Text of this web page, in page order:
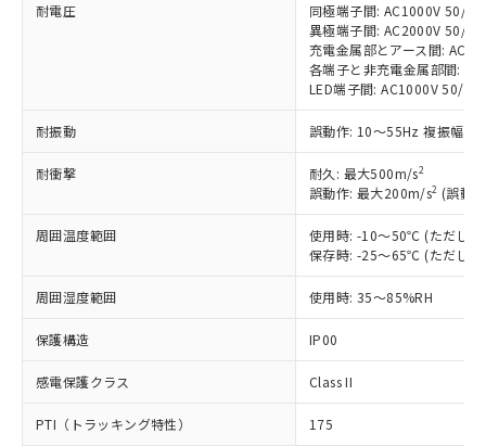
耐電圧
同極端子間: AC1000V 50/
異極端子間: AC2000V 50/
充電金属部とアース間:
各端子と非充電金属部間:
LED端子間: AC1000V 50/
耐振動 誤動作: 10～55Hz 複振幅
耐衝撃 耐久: 最大500m/s2
誤動作: 最大200m/s2 (誤動
周囲温度範囲
使用時: -10～50℃ (ただし、
保存時: -25～65℃ (ただし、
周囲湿度範囲 使用時: 35～85%RH
保護構造 IP00
感電保護クラス Class II
PTI（トラッキング特性） 175
以下の条件をお読みいただき、同意のうえ
本サービスは、当社制御機器事業取扱
商品の当社在庫状況および標準価格
(税抜)を提供させていただくもので
当社制御機器事業取扱商品の中には、
本サービスの対象外となる商品もある
在庫状況および標準価格照会結果は、
記載している更新日時点での社内デー
タに基づき作成されるものであり、閲
覧された時点での実際の在庫および標
準価格とは異なる場合があることをご
了承ください。
対応予定：EU RoHS指令（10物質）の非含
有に対応した製品に切り替える予定のある
対応予定なし：EU RoHS指令（10物質）の
調査・確認中：EU RoHS指令（10物質）の
非含有の対応状況を調査中または確認中の
非該当品：ライセンス料など無形物で、有
害物質有無と関係のない商品です。
仕入先様の事情により、非含有部品として
いたものが、含有品と判明した場合などや
むを得ず変更することがあります。
ミウム(Cd) 100ppm以下、
六価クロム(Cr(Ⅵ)) 1000ppm以下、ポリ臭化ビフェニル
類(PBB) 1000ppm以下、ポリ臭化ジフェニルエーテル類
(PBDE) 1000ppm以下、フタル酸ビス(2-エチルヘキシ
「○」：最大均質材料含有率が中国RoHSの
基準値以下であることを示します。
「×」：最大均質材料含有率が中国RoHSの
基準値を超えていることを示します。
「－」：未確認です。当社販売部門へお問
*中国RoHS10物質の基準値 (GB/T26572)：
Pb(鉛) :1000ppm、 Hg(水銀) : 1000ppm、 Cd(カドミウ
Cr(Ⅵ)(六価クロム) : 1000ppm、 PBBs(ポリ臭化ビフェ
当社は、これら貴社製品のうち、外国
為替および外国貿易法に定める商品
（以下｢規制貨物等」という）を輸出
または国外への提供する場合は、日本
国政府の輸出許可(または役務取引許
可)を取得するなどの必要な手続きを
とります。
号
一定数以上の在庫あり